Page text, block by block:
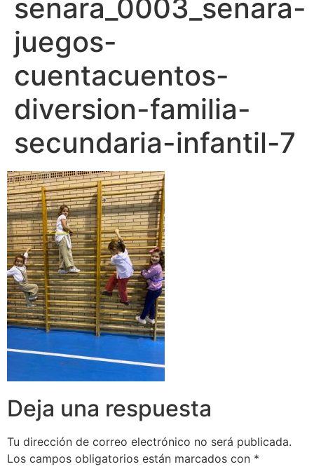
senara_0003_senara-
juegos-
cuentacuentos-
diversion-familia-
secundaria-infantil-7
Deja una respuesta
Tu dirección de correo electrónico no será publicada.
Los campos obligatorios están marcados con *